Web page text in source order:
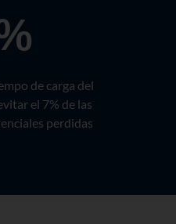
de carga del
el 7% de las
perdidas